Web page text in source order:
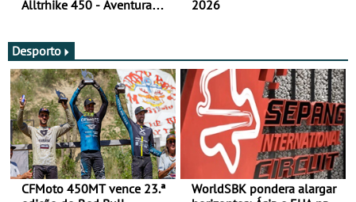
Alltrhike 450 - Aventura
2026
Desporto
CFMoto 450MT vence 23.ª
WorldSBK pondera alargar